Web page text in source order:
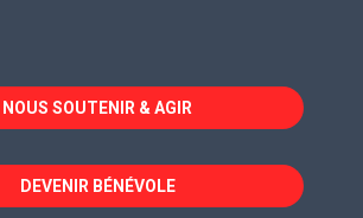
dans
une
fenêtre
dans
une
fenêtre
dans
une
fenêtre
NOUS SOUTENIR & AGIR
DEVENIR BÉNÉVOLE